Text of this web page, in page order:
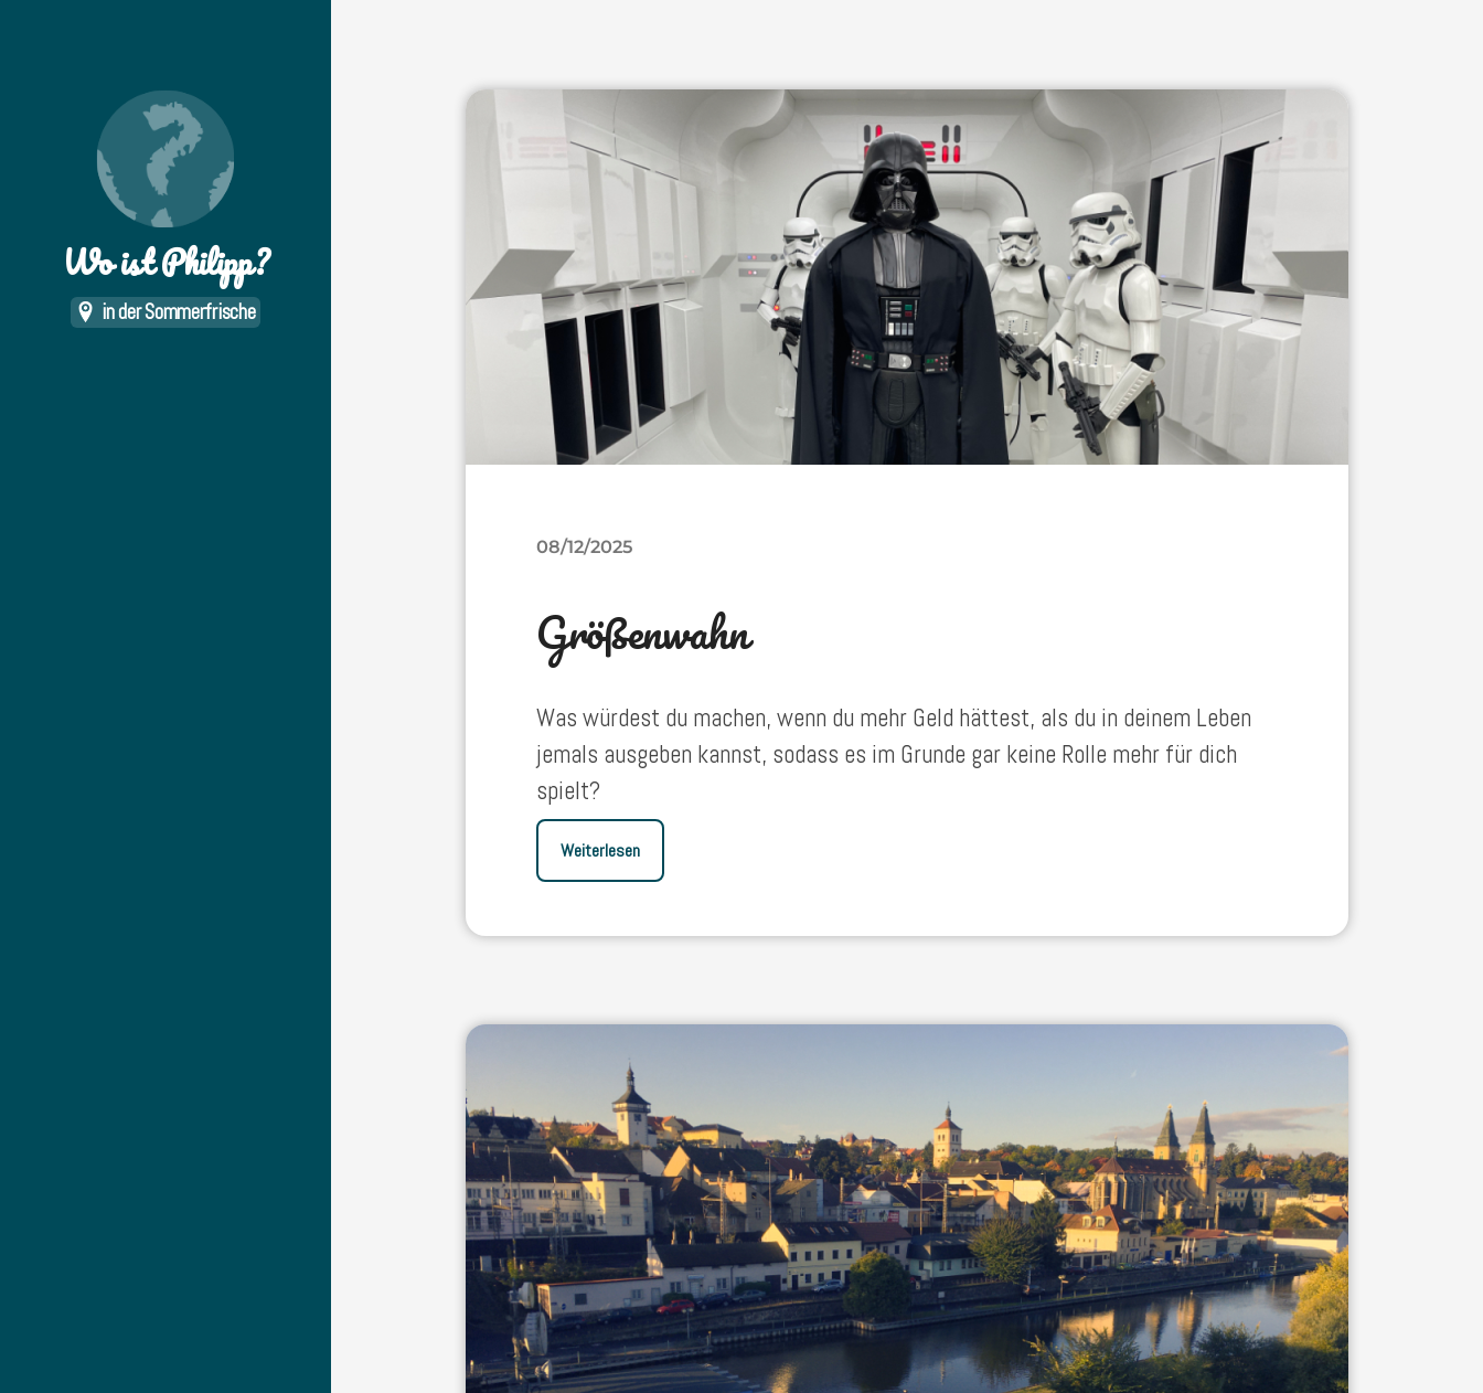
Wo ist Philipp?
in der Sommerfrische
08/12/2025
Größenwahn
Was würdest du machen, wenn du mehr Geld hättest, als du in deinem Leben
jemals ausgeben kannst, sodass es im Grunde gar keine Rolle mehr für dich
spielt?
Weiterlesen